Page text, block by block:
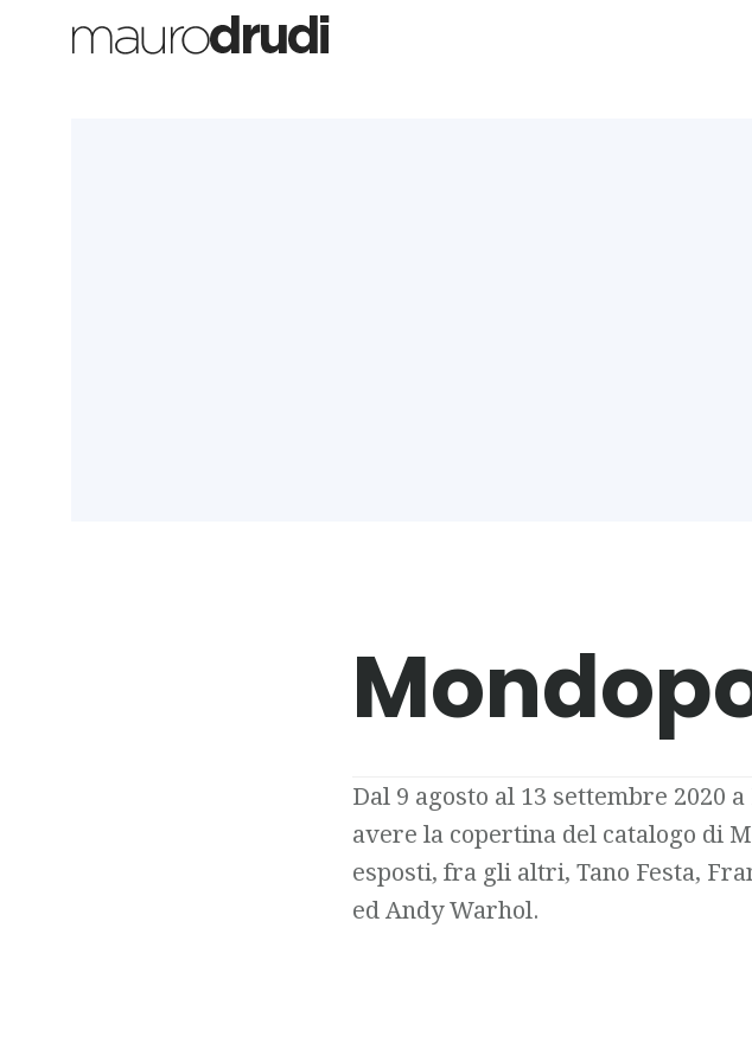
Dal 9 agosto al 13 settembre 2020
avere la copertina del catalogo di
esposti, fra gli altri, Tano Festa,
ed Andy Warhol.